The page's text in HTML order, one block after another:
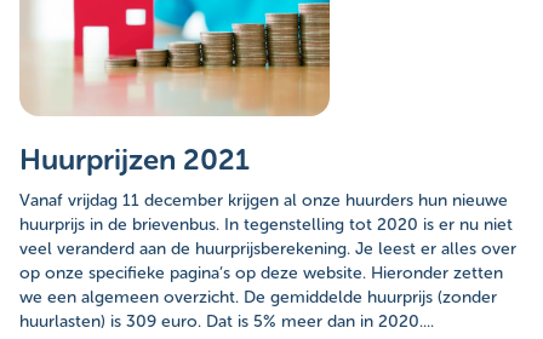
Huurprijzen 2021
Vanaf vrijdag 11 december krijgen al onze huurders hun nieuwe
huurprijs in de brievenbus. In tegenstelling tot 2020 is er nu niet
veel veranderd aan de huurprijsberekening. Je leest er alles over
op onze specifieke pagina’s op deze website. Hieronder zetten
we een algemeen overzicht. De gemiddelde huurprijs (zonder
huurlasten) is 309 euro. Dat is 5% meer dan in 2020....